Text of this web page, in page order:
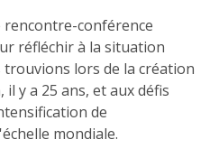
conférence
réfléchir à la situation
lors de la création
y a 25 ans, et aux défis
de
mondiale.